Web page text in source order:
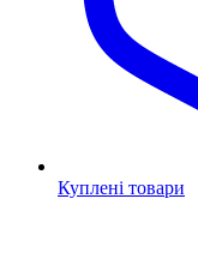
Куплені товари